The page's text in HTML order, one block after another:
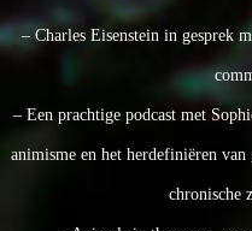
– Charles Eisenstein in gesprek
– Een prachtige podcast met
animisme en het herdefiniëren
chronische